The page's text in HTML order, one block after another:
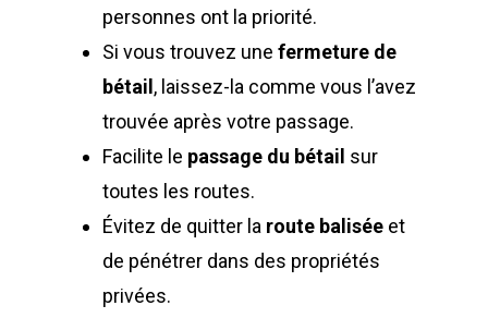
personnes ont la priorité.
Si vous trouvez une fermeture de
bétail , laissez-la comme vous l’avez
trouvée après votre passage.
Facilite le passage du bétail sur
toutes les routes.
Évitez de quitter la route balisée et
de pénétrer dans des propriétés
privées.